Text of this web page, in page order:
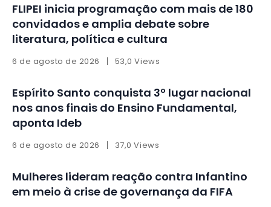
FLIPEI inicia programação com mais de 180
convidados e amplia debate sobre
literatura, política e cultura
6 de agosto de 2026 53,0 Views
Espírito Santo conquista 3º lugar nacional
nos anos finais do Ensino Fundamental,
aponta Ideb
6 de agosto de 2026 37,0 Views
Mulheres lideram reação contra Infantino
em meio à crise de governança da FIFA